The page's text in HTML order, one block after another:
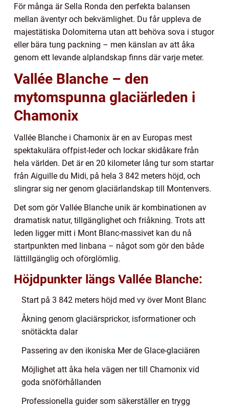
För många är Sella Ronda den perfekta balansen
mellan äventyr och bekvämlighet. Du får uppleva de
majestätiska Dolomiterna utan att behöva sova i stugor
eller bära tung packning – men känslan av att åka
genom ett levande alplandskap finns där varje meter.
Vallée Blanche – den
mytomspunna glaciärleden i
Chamonix
Vallée Blanche i Chamonix är en av Europas mest
spektakulära offpist-leder och lockar skidåkare från
hela världen. Det är en 20 kilometer lång tur som startar
från Aiguille du Midi, på hela 3 842 meters höjd, och
slingrar sig ner genom glaciärlandskap till Montenvers.
Det som gör Vallée Blanche unik är kombinationen av
dramatisk natur, tillgänglighet och friåkning. Trots att
leden ligger mitt i Mont Blanc-massivet kan du nå
startpunkten med linbana – något som gör den både
lättillgänglig och oförglömlig.
Höjdpunkter längs Vallée Blanche:
Start på 3 842 meters höjd med vy över Mont Blanc
Åkning genom glaciärsprickor, isformationer och
snötäckta dalar
Passering av den ikoniska Mer de Glace-glaciären
Möjlighet att åka hela vägen ner till Chamonix vid
goda snöförhållanden
Professionella guider som säkerställer en trygg